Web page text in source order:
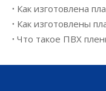
Как изготовлена
Что такое ПВХ